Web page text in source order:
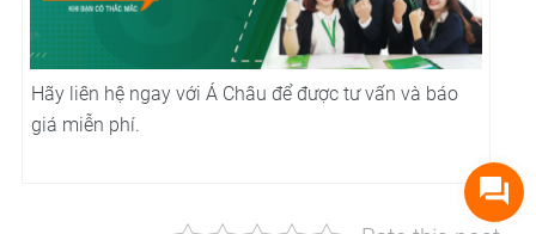
Hãy liên hệ ngay với Á Châu để được tư vấn và báo
giá miễn phí.